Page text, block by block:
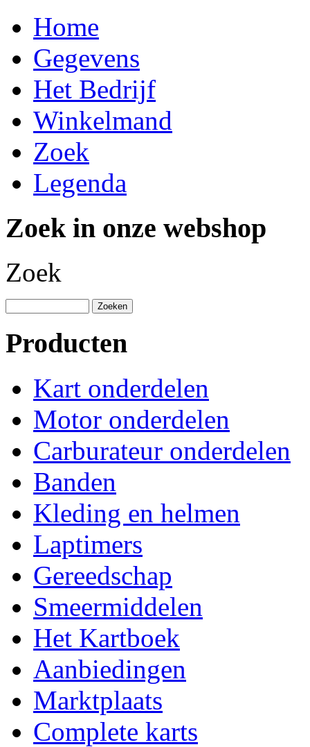
Home
Gegevens
Het Bedrijf
Winkelmand
Zoek
Legenda
Zoek in onze webshop
Zoek
Producten
Kart onderdelen
Motor onderdelen
Carburateur onderdelen
Banden
Kleding en helmen
Laptimers
Gereedschap
Smeermiddelen
Het Kartboek
Aanbiedingen
Marktplaats
Complete karts